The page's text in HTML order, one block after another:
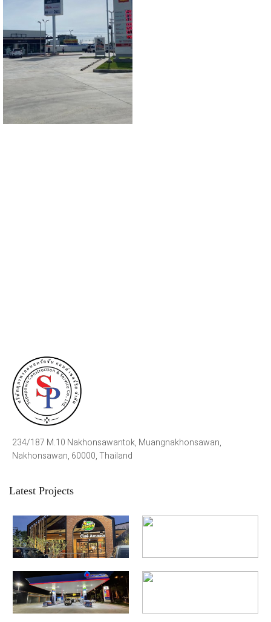
234/187 M.10 Nakhonsawantok, Muangnakhonsawan,
Nakhonsawan, 60000, Thailand
Latest Projects